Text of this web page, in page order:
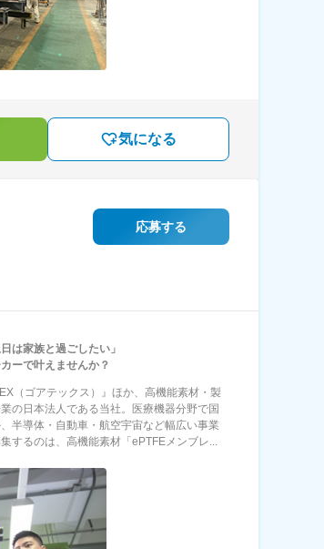
気になる
応募する
は家族と過ごしたい」
ーで叶えませんか？
（ゴアテックス）』ほか、高機能素材・製
の日本法人である当社。医療機器分野で国
半導体・自動車・航空宇宙など幅広い事業
するのは、高機能素材「ePTFEメンブレ...